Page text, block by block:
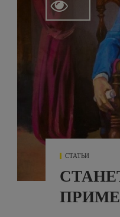

СТАТЬИ